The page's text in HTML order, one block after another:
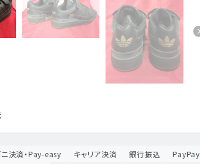
決済・Pay-easy キャリア決済 銀行振込
PayPay